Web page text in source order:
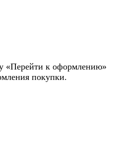
«Перейти к оформлению»
оформления покупки.